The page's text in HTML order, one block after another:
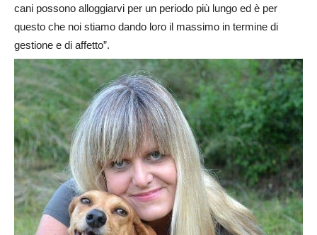
cani possono alloggiarvi per un periodo più lungo ed è per
questo che noi stiamo dando loro il massimo in termine di
gestione e di affetto”.